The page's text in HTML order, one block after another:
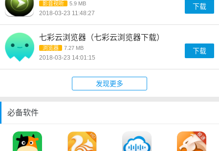
影音视听 5.9 MB
2018-03-23 11:48:27
下载
七彩云浏览器（七彩云浏览器下载）
浏览器 7.27 MB
2018-03-23 14:01:15
下载
发现更多
必备软件